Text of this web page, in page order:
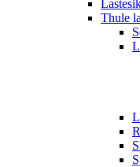
Thule